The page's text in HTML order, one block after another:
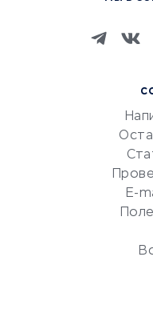
Изучение
Маркетинг и
Репетиторство
Красота и
Сервисы по
Сетевой маркетинг
УСЛУГИ ДЛЯ БИЗНЕСА
E-